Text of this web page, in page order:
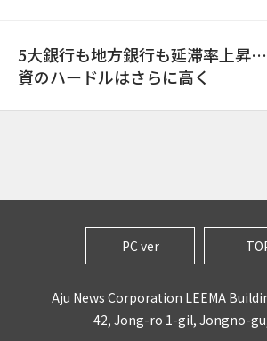
5大銀行も地方銀行も延滞率上昇
資のハードルはさらに高く
PC ver
Aju News Corporation LEEMA
42, Jong-ro 1-gil, Jongno-